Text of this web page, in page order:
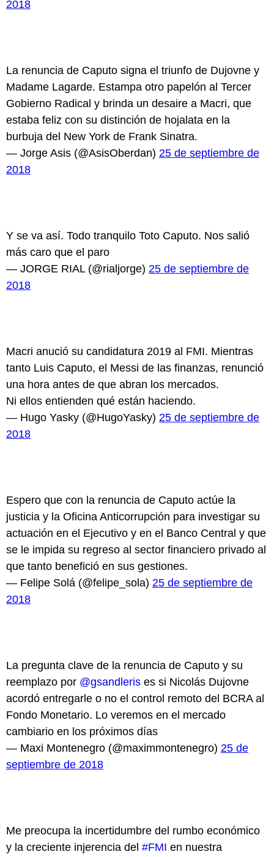
2018
La renuncia de Caputo signa el triunfo de Dujovne y
Madame Lagarde. Estampa otro papelón al Tercer
Gobierno Radical y brinda un desaire a Macri, que
estaba feliz con su distinción de hojalata en la
burbuja del New York de Frank Sinatra.
— Jorge Asis (@AsisOberdan) 25 de septiembre de
2018
Y se va así. Todo tranquilo Toto Caputo. Nos salió
más caro que el paro
— JORGE RIAL (@rialjorge) 25 de septiembre de
2018
Macri anució su candidatura 2019 al FMI. Mientras
tanto Luis Caputo, el Messi de las finanzas, renunció
una hora antes de que abran los mercados.
Ni ellos entienden qué están haciendo.
— Hugo Yasky (@HugoYasky) 25 de septiembre de
2018
Espero que con la renuncia de Caputo actúe la
justicia y la Oficina Anticorrupción para investigar su
actuación en el Ejecutivo y en el Banco Central y que
se le impida su regreso al sector financiero privado al
que tanto benefició en sus gestiones.
— Felipe Solá (@felipe_sola) 25 de septiembre de
2018
La pregunta clave de la renuncia de Caputo y su
reemplazo por @gsandleris es si Nicolás Dujovne
acordó entregarle o no el control remoto del BCRA al
Fondo Monetario. Lo veremos en el mercado
cambiario en los próximos días
— Maxi Montenegro (@maximmontenegro) 25 de
septiembre de 2018
Me preocupa la incertidumbre del rumbo económico
y la creciente injerencia del #FMI en nuestra